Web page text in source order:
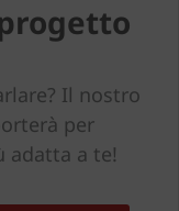
Il nostro
per
adatta a te!